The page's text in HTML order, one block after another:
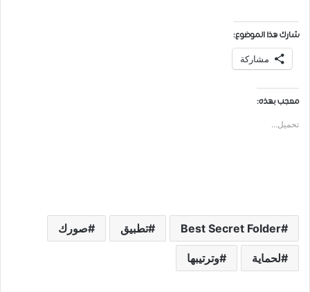
شارك هذا الموضوع:
مشاركة
معجب بهذه:
تحميل...
Best Secret Folder تطبيق صورك
لحماية وترتيبها